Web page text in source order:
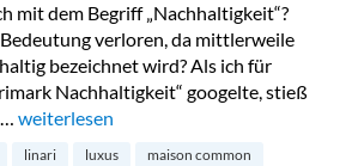
mit dem Begriff „Nachhaltigkeit“?
verloren, da mittlerweile
bezeichnet wird? Als ich für
Nachhaltigkeit“ googelte, stieß
„Nachhaltigkeit und Luxus – ein
weiterlesen
linari luxus
maison common